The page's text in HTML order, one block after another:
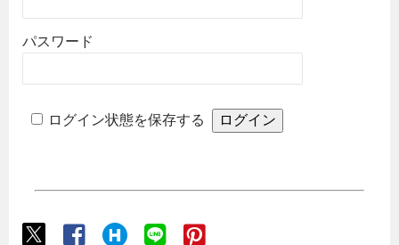
パスワード
ログイン状態を保存する